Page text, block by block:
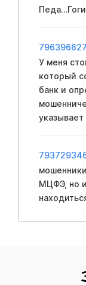
У меня
который
банк и
указывает
МЦФЭ, но из другого региона , который